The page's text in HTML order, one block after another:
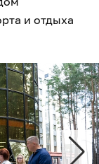
и отдыха